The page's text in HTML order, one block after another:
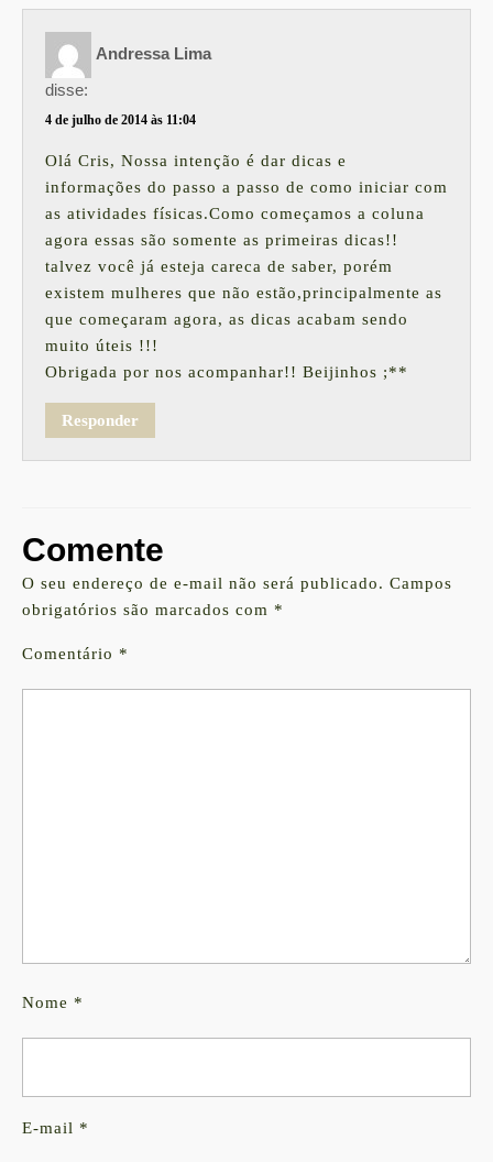
Andressa Lima
disse:
4 de julho de 2014 às 11:04
Olá Cris, Nossa intenção é dar dicas e
informações do passo a passo de como iniciar com
as atividades físicas.Como começamos a coluna
agora essas são somente as primeiras dicas!!
talvez você já esteja careca de saber, porém
existem mulheres que não estão,principalmente as
que começaram agora, as dicas acabam sendo
muito úteis !!!
Obrigada por nos acompanhar!! Beijinhos ;**
Responder
Comente
O seu endereço de e-mail não será publicado. Campos
obrigatórios são marcados com *
Comentário *
Nome *
E-mail *